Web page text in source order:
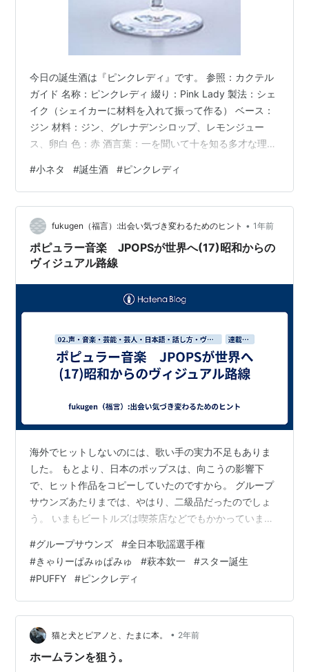
今日の誕生酒は『ピンクレディ』です。 参照：カクテル
ガイド 名称：ピンクレディ 綴り：Pink Lady 製法：シェ
イク（シェイカーに材料を入れて振って作る） ベース：
ジン 材料：ジン、グレナデンシロップ、レモンジュー
ス、卵白 色：赤 酒言葉：一を聞いて十を知る多才な理解
りが特徴のカクテル。 1912年にロンドンで大ヒットした
舞台「ピンク・レディ」を記念して作られたカクテル
で、主演女優のヘイルズ・ドーンに捧げられたと言われ
ています。 ちなみに、グレナデンシロップとは、ザクロ
の果汁と砂糖を煮詰めて作った鮮やかな赤色のシロップ
のことです。 ＊ …
#小ネタ #誕生酒 #ピンクレディ
fukugen（福言）:出会い気づき変わるためのヒント • 1年前
ポピュラー音楽 JPOPSが世界へ(17)昭和からの
ヴィジュアル路線
海外でヒットしないのには、歌い手の実力不足もありま
した。 もとより、日本のポップスは、向こうの影響下
で、ヒット作品をコピーしていたのですから。 グループ
サウンズあたりまでは、やはり、二級品だったのでしょ
う。 いまもビートルズは喫茶店などでもかかっています
や演歌は、民謡や浪曲、端唄、小唄などの 日本文化をう
まく吸収していたので それなりに歌唱技術を伴っていた
のです。 昭和の歌謡曲は、欧米の直接の影響下にコピー
から、出てきました。 さらにアイドル歌手、ここでは、
西城秀樹さんよりは、浅田美代子さんらを指します。 そ
れがTVの普及とともに、ヴィジュ…
#グループサウンズ #全日本歌謡選手権
#きゃりーぱみゅぱみゅ #萩本欽一 #スター誕生
#PUFFY #ピンクレディ
猫と犬とピアノと、たまに本。 • 2年前
ホームランを狙う。